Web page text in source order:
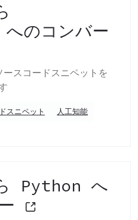
のコンバー
スコードスニペットを
スニペット
人工知能
Python へ